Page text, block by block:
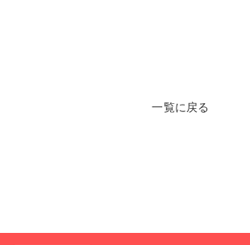
一覧に戻る